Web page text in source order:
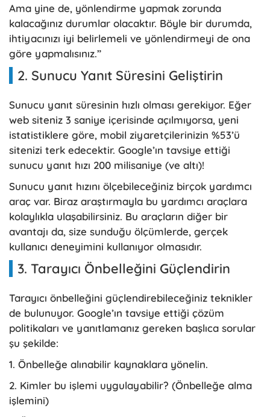
Ama yine de, yönlendirme yapmak zorunda
kalacağınız durumlar olacaktır. Böyle bir durumda,
ihtiyacınızı iyi belirlemeli ve yönlendirmeyi de ona
göre yapmalısınız.”
2. Sunucu Yanıt Süresini Geliştirin
Sunucu yanıt süresinin hızlı olması gerekiyor. Eğer
web siteniz 3 saniye içerisinde açılmıyorsa, yeni
istatistiklere göre, mobil ziyaretçilerinizin %53’ü
sitenizi terk edecektir. Google’ın tavsiye ettiği
sunucu yanıt hızı 200 milisaniye (ve altı)!
Sunucu yanıt hızını ölçebileceğiniz birçok yardımcı
araç var. Biraz araştırmayla bu yardımcı araçlara
kolaylıkla ulaşabilirsiniz. Bu araçların diğer bir
avantajı da, size sunduğu ölçümlerde, gerçek
kullanıcı deneyimini kullanıyor olmasıdır.
3. Tarayıcı Önbelleğini Güçlendirin
Tarayıcı önbelleğini güçlendirebileceğiniz teknikler
de bulunuyor. Google’ın tavsiye ettiği çözüm
politikaları ve yanıtlamanız gereken başlıca sorular
şu şekilde:
1. Önbelleğe alınabilir kaynaklara yönelin.
2. Kimler bu işlemi uygulayabilir? (Önbelleğe alma
işlemini)